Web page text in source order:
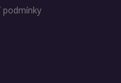
podmínky